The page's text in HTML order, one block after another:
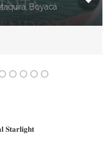
Boyacá